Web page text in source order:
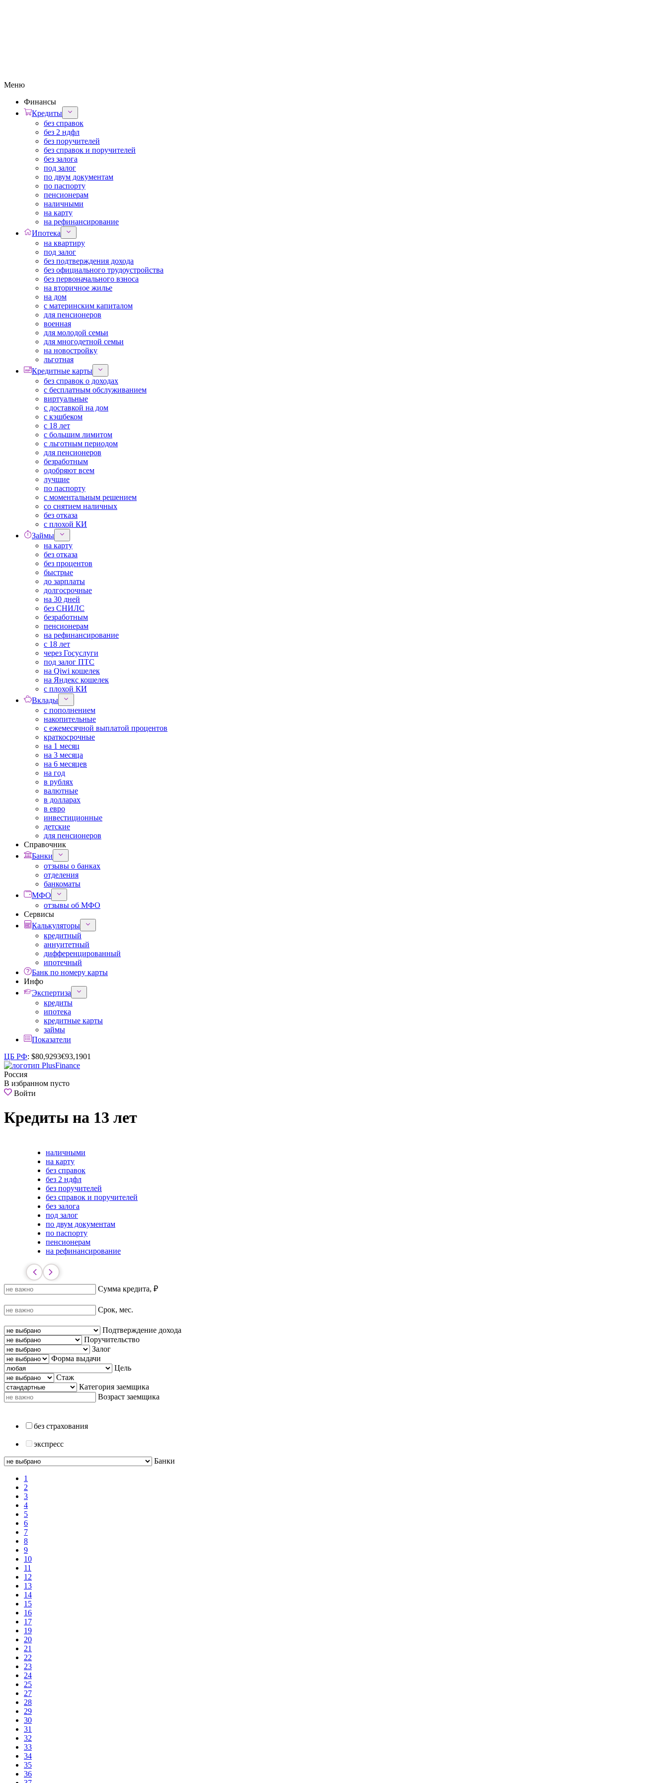
Меню
Финансы
Кредиты
без справок
без 2 ндфл
без поручителей
без справок и поручителей
без залога
под залог
по двум документам
по паспорту
пенсионерам
наличными
на карту
на рефинансирование
Ипотека
на квартиру
под залог
без подтверждения дохода
без официального трудоустройства
без первоначального взноса
на вторичное жилье
на дом
с материнским капиталом
для пенсионеров
военная
для молодой семьи
для многодетной семьи
на новостройку
льготная
Кредитные карты
без справок о доходах
с бесплатным обслуживанием
виртуальные
с доставкой на дом
с кэшбеком
с 18 лет
с большим лимитом
с льготным периодом
для пенсионеров
безработным
одобряют всем
лучшие
по паспорту
с моментальным решением
со снятием наличных
без отказа
с плохой КИ
Займы
на карту
без отказа
без процентов
быстрые
до зарплаты
долгосрочные
на 30 дней
без СНИЛС
безработным
пенсионерам
на рефинансирование
с 18 лет
через Госуслуги
под залог ПТС
на Qiwi кошелек
на Яндекс кошелек
с плохой КИ
Вклады
с пополнением
накопительные
с ежемесячной выплатой процентов
краткосрочные
на 1 месяц
на 3 месяца
на 6 месяцев
на год
в рублях
валютные
в долларах
в евро
инвестиционные
детские
для пенсионеров
Справочник
Банки
отзывы о банках
отделения
банкоматы
МФО
отзывы об МФО
Сервисы
Калькуляторы
кредитный
аннуитетный
дифференцированный
ипотечный
Банк по номеру карты
Инфо
Экспертиза
кредиты
ипотека
кредитные карты
займы
Показатели
ЦБ РФ: $80,9293€93,1901
Россия
В избранном пусто
Войти
Кредиты на 13 лет
наличными
на карту
без справок
без 2 ндфл
без поручителей
без справок и поручителей
без залога
под залог
по двум документам
по паспорту
пенсионерам
на рефинансирование
Сумма кредита, ₽
Срок, мес.
Подтверждение дохода
Поручительство
Залог
Форма выдачи
Цель
Стаж
Категория заемщика
Возраст заемщика
без страхования
экспресс
Банки
1
2
3
4
5
6
7
8
9
10
11
12
13
14
15
16
17
19
20
21
22
23
24
25
27
28
29
30
31
32
33
34
35
36